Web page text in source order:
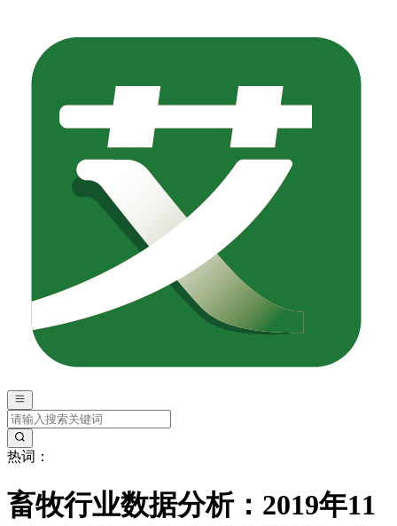
热词：
畜牧行业数据分析：2019年11